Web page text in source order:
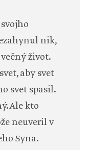
nik,
život.
aby svet
svet spasil.
Ale kto
neuveril v
Syna.